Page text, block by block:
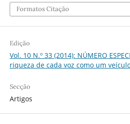
Formatos Citação
Edição
Vol. 10 N.º 33 (2014): NÚMERO
riqueza de cada voz como um
Secção
Artigos